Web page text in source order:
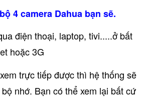
4 camera Dahua bạn sẽ.
điện thoại, laptop, tivi.....ở bất
hoặc 3G
trực tiếp được thì hệ thống sẽ
nhớ. Bạn có thể xem lại bất cứ